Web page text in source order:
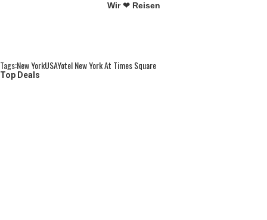
Wir ❤ Reisen
Tags:New YorkUSAYotel New York At Times Square
Top Deals